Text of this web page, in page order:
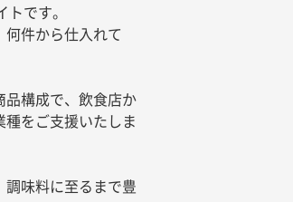
です。
件から仕入れて
構成で、飲食店か
をご支援いたしま
味料に至るまで豊